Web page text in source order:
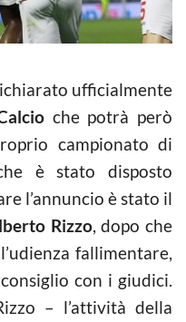
ufficialmente
che potrà però
campionato di
è stato disposto
l’annuncio è stato il
Rizzo, dopo che
fallimentare,
con i giudici.
– l’attività della